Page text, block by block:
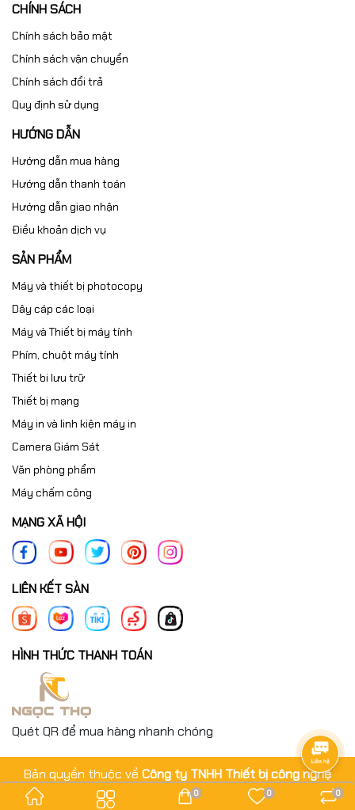
CHÍNH SÁCH
Chính sách bảo mật
Chính sách vận chuyển
Chính sách đổi trả
Quy định sử dụng
HƯỚNG DẪN
Hướng dẫn mua hàng
Hướng dẫn thanh toán
Hướng dẫn giao nhận
Điều khoản dịch vụ
SẢN PHẨM
Máy và thiết bị photocopy
Dây cáp các loại
Máy và Thiết bị máy tính
Phím, chuột máy tính
Thiết bi lưu trữ
Thiết bị mạng
Máy in và linh kiện máy in
Camera Giám Sát
Văn phòng phẩm
Máy chấm công
MẠNG XÃ HỘI
LIÊN KẾT SÀN
HÌNH THỨC THANH TOÁN
Quét QR để mua hàng nhanh chóng
Bản quyền thuộc về Công ty TNHH Thiết bị công nghệ
Ngọc Thọ
0 0 0